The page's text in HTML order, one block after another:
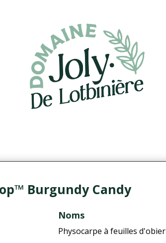
Burgundy Candy
Noms
Physocarpe à feuilles d'obier